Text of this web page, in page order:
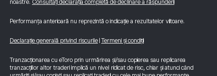
noastre. Consultați declarația completă de declinare a răspunderii
Performanța anterioară nu reprezintă o indicație a rezultatelor viitoare.
Declarație generală privind riscurile Termeni și condiții
Tranzacționarea cu eToro prin urmărirea și/sau copierea sau replicarea
tranzacțiilor altor traderi implică un nivel ridicat de risc, chiar și atunci când